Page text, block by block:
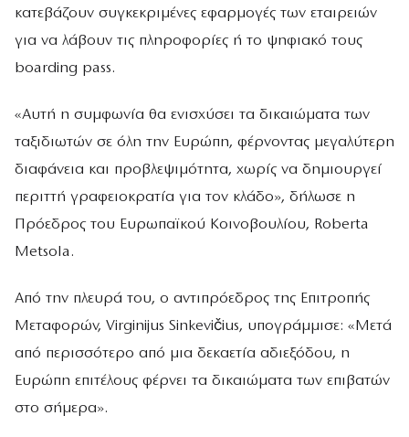
κατεβάζουν συγκεκριμένες εφαρμογές των εταιρειών
για να λάβουν τις πληροφορίες ή το ψηφιακό τους
boarding pass.
«Αυτή η συμφωνία θα ενισχύσει τα δικαιώματα των
ταξιδιωτών σε όλη την Ευρώπη, φέρνοντας μεγαλύτερη
διαφάνεια και προβλεψιμότητα, χωρίς να δημιουργεί
περιττή γραφειοκρατία για τον κλάδο», δήλωσε η
Πρόεδρος του Ευρωπαϊκού Κοινοβουλίου, Roberta
Metsola.
Από την πλευρά του, ο αντιπρόεδρος της Επιτροπής
Μεταφορών, Virginijus Sinkevičius, υπογράμμισε: «Μετά
από περισσότερο από μια δεκαετία αδιεξόδου, η
Ευρώπη επιτέλους φέρνει τα δικαιώματα των επιβατών
στο σήμερα».